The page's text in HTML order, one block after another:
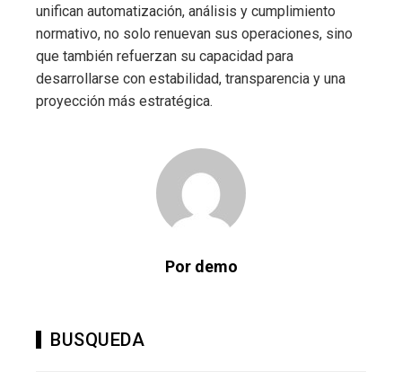
unifican automatización, análisis y cumplimiento
normativo, no solo renuevan sus operaciones, sino
que también refuerzan su capacidad para
desarrollarse con estabilidad, transparencia y una
proyección más estratégica.
Por demo
BUSQUEDA